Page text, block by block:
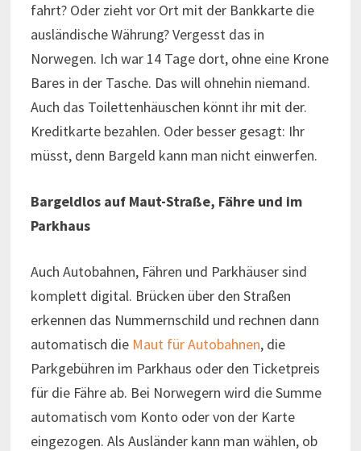
fahrt? Oder zieht vor Ort mit der Bankkarte die
ausländische Währung? Vergesst das in
Norwegen. Ich war 14 Tage dort, ohne eine Krone
Bares in der Tasche. Das will ohnehin niemand.
Auch das Toilettenhäuschen könnt ihr mit der.
Kreditkarte bezahlen. Oder besser gesagt: Ihr
müsst, denn Bargeld kann man nicht einwerfen.
Bargeldlos auf Maut-Straße, Fähre und im
Parkhaus
Auch Autobahnen, Fähren und Parkhäuser sind
komplett digital. Brücken über den Straßen
erkennen das Nummernschild und rechnen dann
automatisch die Maut für Autobahnen, die
Parkgebühren im Parkhaus oder den Ticketpreis
für die Fähre ab. Bei Norwegern wird die Summe
automatisch vom Konto oder von der Karte
eingezogen. Als Ausländer kann man wählen, ob